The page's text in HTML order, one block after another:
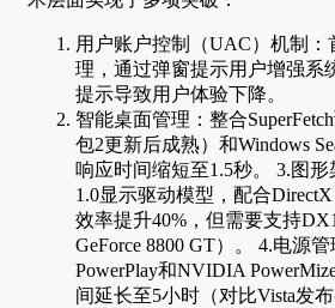
用户账户控制（UAC）机制
理，通过弹窗提示用户增强系
提示导致用户体验下降。
智能桌面管理：整合
包2更新后成熟）和Windows
响应时间缩短至1.5秒。 3.图
1.0显示驱动模型，配合
效率提升40%，但需要支持
GeForce 8800 GT）。 4.电源
PowerPlay和NVIDIA
间延长至5小时（对比Vista发布